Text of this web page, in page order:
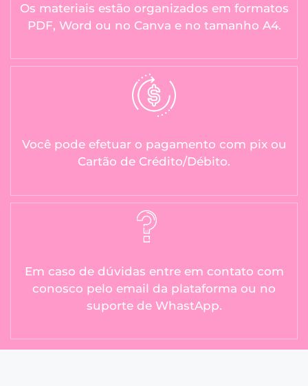
Os materiais estão organizados em formatos
PDF, Word ou no Canva e no tamanho A4.
Você pode efetuar o pagamento com pix ou
Cartão de Crédito/Débito.
Em caso de dúvidas entre em contato com
conosco pelo email da plataforma ou no
suporte de WhastApp.